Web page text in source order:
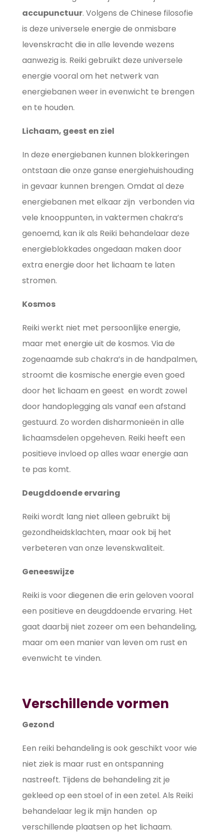
accupunctuur. Volgens de Chinese filosofie
is deze universele energie de onmisbare
levenskracht die in alle levende wezens
aanwezig is. Reiki gebruikt deze universele
energie vooral om het netwerk van
energiebanen weer in evenwicht te brengen
en te houden.
Lichaam, geest en ziel
In deze energiebanen kunnen blokkeringen
ontstaan die onze ganse energiehuishouding
in gevaar kunnen brengen. Omdat al deze
energiebanen met elkaar zijn verbonden via
vele knooppunten, in vaktermen chakra’s
genoemd, kan ik als Reiki behandelaar deze
energieblokkades ongedaan maken door
extra energie door het lichaam te laten
stromen.
Kosmos
Reiki werkt niet met persoonlijke energie,
maar met energie uit de kosmos. Via de
zogenaamde sub chakra’s in de handpalmen,
stroomt die kosmische energie even goed
door het lichaam en geest en wordt zowel
door handoplegging als vanaf een afstand
gestuurd. Zo worden disharmonieën in alle
lichaamsdelen opgeheven. Reiki heeft een
positieve invloed op alles waar energie aan
te pas komt.
Deugddoende ervaring
Reiki wordt lang niet alleen gebruikt bij
gezondheidsklachten, maar ook bij het
verbeteren van onze levenskwaliteit.
Geneeswijze
Reiki is voor diegenen die erin geloven vooral
een positieve en deugddoende ervaring. Het
gaat daarbij niet zozeer om een behandeling,
maar om een manier van leven om rust en
evenwicht te vinden.
Verschillende vormen
Gezond
Een reiki behandeling is ook geschikt voor wie
niet ziek is maar rust en ontspanning
nastreeft. Tijdens de behandeling zit je
gekleed op een stoel of in een zetel. Als Reiki
behandelaar leg ik mijn handen op
verschillende plaatsen op het lichaam.